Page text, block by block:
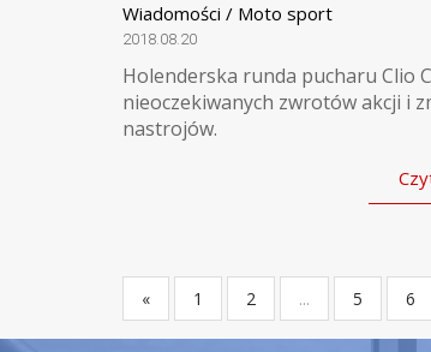
Wiadomości / Moto sport
2018.08.20
Holenderska runda pucharu Clio
nieoczekiwanych zwrotów akcji i
nastrojów.
« 1 2 ... 5 6